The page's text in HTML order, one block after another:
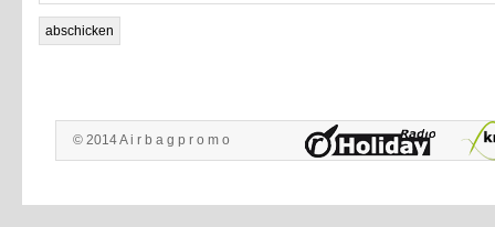
© 2014 A i r b a g p r o m o